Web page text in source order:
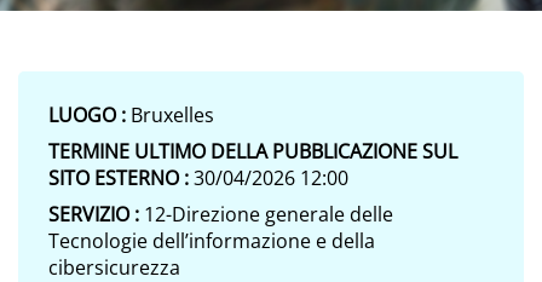
LUOGO : Bruxelles
TERMINE ULTIMO DELLA PUBBLICAZIONE SUL
SITO ESTERNO :30/04/2026 12:00
SERVIZIO : 12-Direzione generale delle
Tecnologie dell’informazione e della
cibersicurezza